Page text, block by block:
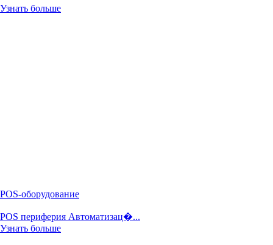
Узнать больше
POS-оборудование
POS периферия Автоматизац�...
Узнать больше